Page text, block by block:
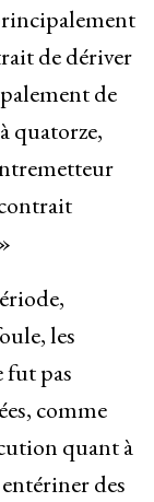
de dériver
de
quatorze,
les
fut pas
comme
quant à
des